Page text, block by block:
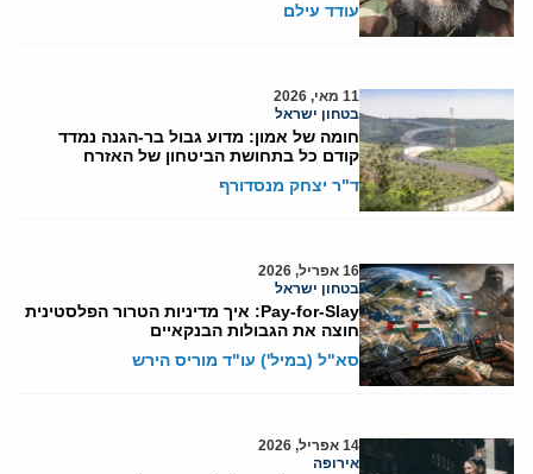
עודד עילם
11 מאי, 2026
בטחון ישראל
חומה של אמון: מדוע גבול בר-הגנה נמדד
קודם כל בתחושת הביטחון של האזרח
ד"ר יצחק מנסדורף
16 אפריל, 2026
בטחון ישראל
Pay-for-Slay: איך מדיניות הטרור הפלסטינית
חוצה את הגבולות הבנקאיים
סא"ל (במיל') עו"ד מוריס הירש
14 אפריל, 2026
אירופה